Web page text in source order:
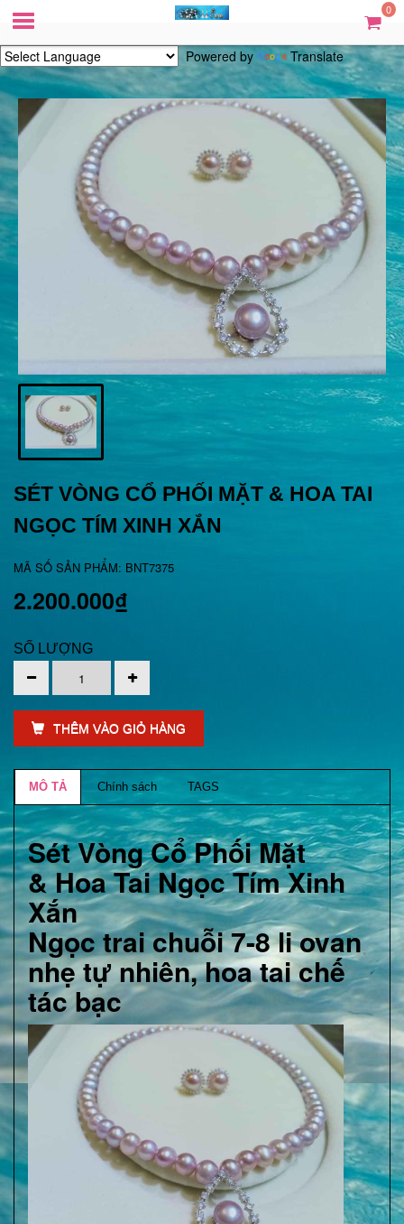
0
Powered by Translate
SÉT VÒNG CỔ PHỐI MẶT & HOA TAI
NGỌC TÍM XINH XẮN
MÃ SỐ SẢN PHẨM: BNT7375
2.200.000₫
SỐ LƯỢNG
THÊM VÀO GIỎ HÀNG
MÔ TẢ Chính sách TAGS
Sét Vòng Cổ Phối Mặt
& Hoa Tai Ngọc Tím Xinh
Xắn
Ngọc trai chuỗi 7-8 li ovan
nhẹ tự nhiên, hoa tai chế
tác bạc